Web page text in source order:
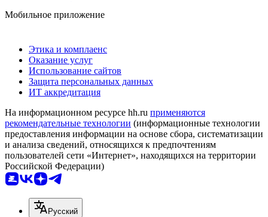
Мобильное приложение
Этика и комплаенс
Оказание услуг
Использование сайтов
Защита персональных данных
ИТ аккредитация
На информационном ресурсе hh.ru применяются
рекомендательные технологии (информационные технологии
предоставления информации на основе сбора, систематизации
и анализа сведений, относящихся к предпочтениям
пользователей сети «Интернет», находящихся на территории
Российской Федерации)
Русский